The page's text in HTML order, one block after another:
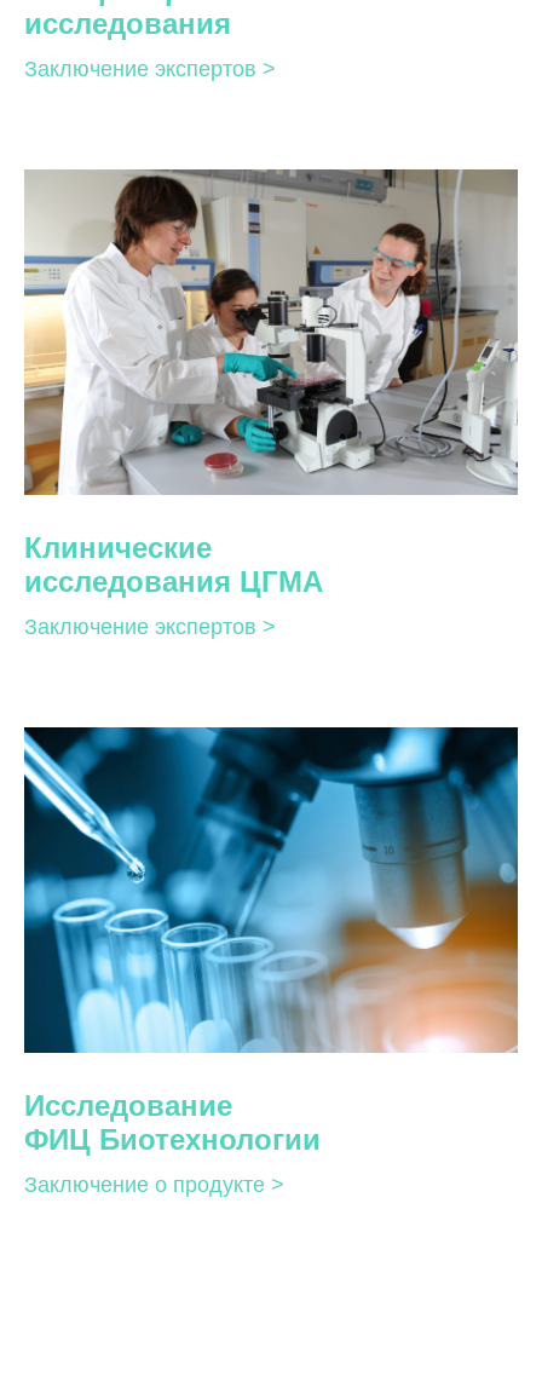
исследования
Заключение экспертов >
Клинические
исследования ЦГМА
Заключение экспертов >
Исследование
ФИЦ Биотехнологии
Заключение о продукте >